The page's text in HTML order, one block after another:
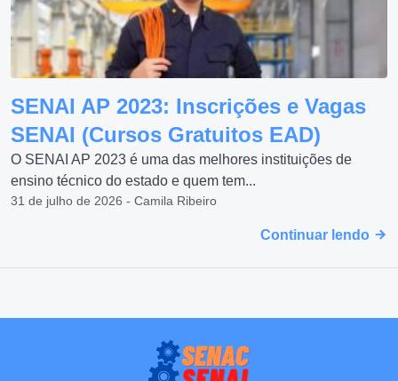
SENAI AP 2023: Inscrições e Vagas
SENAI (Cursos Gratuitos EAD)
O SENAI AP 2023 é uma das melhores instituições de
ensino técnico do estado e quem tem...
31 de julho de 2026 - Camila Ribeiro
Continuar lendo